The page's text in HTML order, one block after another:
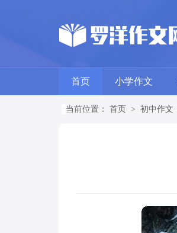
首页 小学作文
当前位置： 首页 > 初中作文